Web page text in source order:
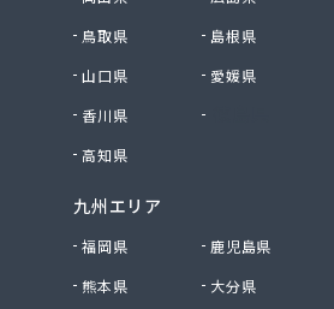
鳥取県
島根県
山口県
愛媛県
香川県
高知県
九州エリア
福岡県
鹿児島県
熊本県
大分県